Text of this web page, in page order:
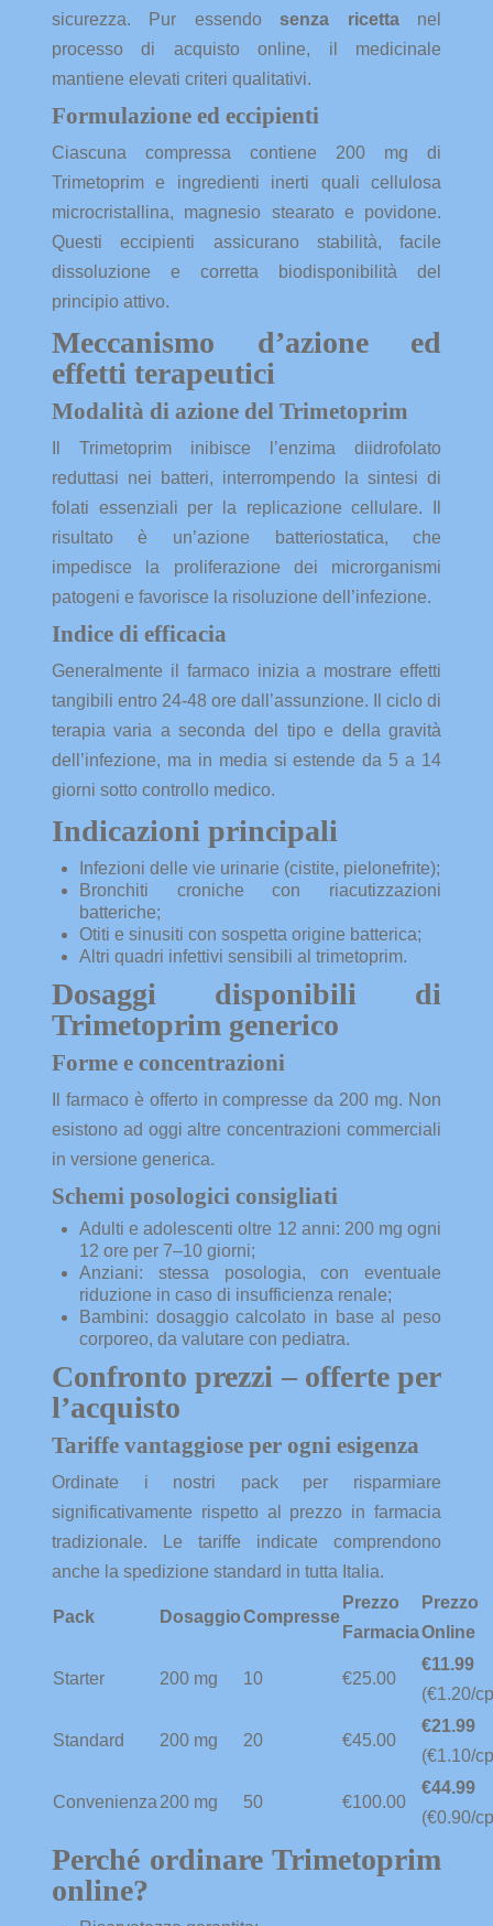
sicurezza. Pur essendosenza ricettanel
processo di acquisto online, il medicinale
mantiene elevati criteri qualitativi.
Formulazione ed eccipienti
Ciascuna compressa contiene 200 mg di
Trimetoprim e ingredienti inerti quali cellulosa
microcristallina, magnesio stearato e povidone.
Questi eccipienti assicurano stabilità, facile
dissoluzione e corretta biodisponibilità del
principio attivo.
Meccanismo d’azione ed
effetti terapeutici
Modalità di azione del Trimetoprim
Il Trimetoprim inibisce l’enzima diidrofolato
reduttasi nei batteri, interrompendo la sintesi di
folati essenziali per la replicazione cellulare. Il
risultato è un’azione batteriostatica, che
impedisce la proliferazione dei microrganismi
patogeni e favorisce la risoluzione dell’infezione.
Indice di efficacia
Generalmente il farmaco inizia a mostrare effetti
tangibili entro 24-48 ore dall’assunzione. Il ciclo di
terapia varia a seconda del tipo e della gravità
dell’infezione, ma in media si estende da 5 a 14
giorni sotto controllo medico.
Indicazioni principali
Infezioni delle vie urinarie (cistite, pielonefrite);
Bronchiti croniche con riacutizzazioni
batteriche;
Otiti e sinusiti con sospetta origine batterica;
Altri quadri infettivi sensibili al trimetoprim.
Dosaggi disponibili di
Trimetoprim generico
Forme e concentrazioni
Il farmaco è offerto in compresse da 200 mg. Non
esistono ad oggi altre concentrazioni commerciali
in versione generica.
Schemi posologici consigliati
Adulti e adolescenti oltre 12 anni: 200 mg ogni
12 ore per 7–10 giorni;
Anziani: stessa posologia, con eventuale
riduzione in caso di insufficienza renale;
Bambini: dosaggio calcolato in base al peso
corporeo, da valutare con pediatra.
Confronto prezzi – offerte per
l’acquisto
Tariffe vantaggiose per ogni esigenza
Ordinate i nostri pack per risparmiare
significativamente rispetto al prezzo in farmacia
tradizionale. Le tariffe indicate comprendono
anche la spedizione standard in tutta Italia.
Pack DosaggioCompresse
Prezzo
Farmacia
Prezzo
Online
Starter 200 mg 10 €25.00
€11.99
(€1.20/
Standard 200 mg 20 €45.00
€21.99
(€1.10/
Convenienza 200 mg 50 €100.00
€44.99
(€0.90/
Perché ordinare Trimetoprim
online?